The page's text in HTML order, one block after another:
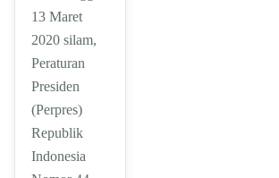
13 Maret
2020 silam,
Peraturan
Presiden
(Perpres)
Republik
Indonesia